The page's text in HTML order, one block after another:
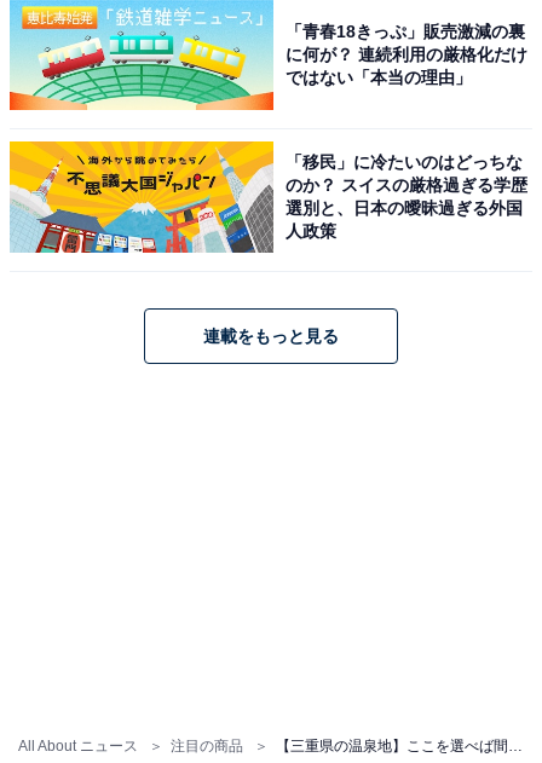
All About ニュース 注目の商品
AUBERGE YUSURA（画像：「AUBERGE YUSURA」公式Webサイトよ
「AUBERGE YUSURA」は、1日5組限定の一棟建て客
室である「5つのヴィラ」を備えた和のオーベルジュで
す。各ヴィラのお風呂では美肌の湯として名高い「お伊
勢志摩の幸を中心に最良の食材を取り入れた「YUSURA
流 ダイニング」の料理を堪能できます。
所在地：三重県伊勢市二見町松下1347-2
「青春18きっぷ」販売激減の裏
に何が？ 連続利用の厳格化だけ
ではない「本当の理由」
「移民」に冷たいのはどっちな
のか？ スイスの厳格過ぎる学歴
選別と、日本の曖昧過ぎる外国
人政策
連載をもっと見る